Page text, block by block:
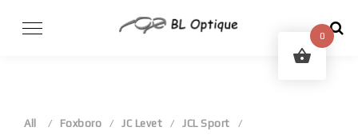
All Foxboro JC Levet
JCL Sport
0